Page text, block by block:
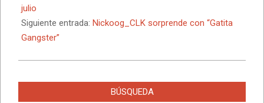
julio
Siguiente entrada: Nickoog_CLK sorprende con “Gatita
Gangster”
BÚSQUEDA